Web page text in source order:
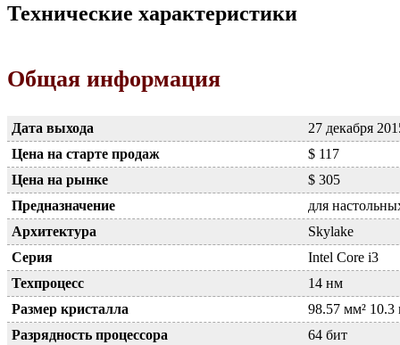
Технические характеристики
Общая информация
Дата выхода
27 декабря
Цена на старте продаж
$ 117
Цена на рынке
$ 305
Предназначение
для
Архитектура
Skylake
Серия
Intel Core i3
Техпроцесс
14 нм
Размер кристалла
98.57 мм²
Разрядность процессора
64 бит